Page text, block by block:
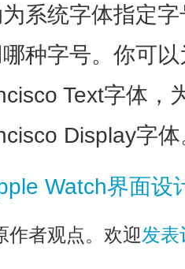
系统字体指定
种字号。你可
Text字体，
Display字体
Watch界面设
作者观点。欢迎发表